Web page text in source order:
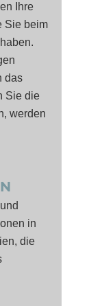
Ihre
Sie beim
das
Sie die
werden
in
die